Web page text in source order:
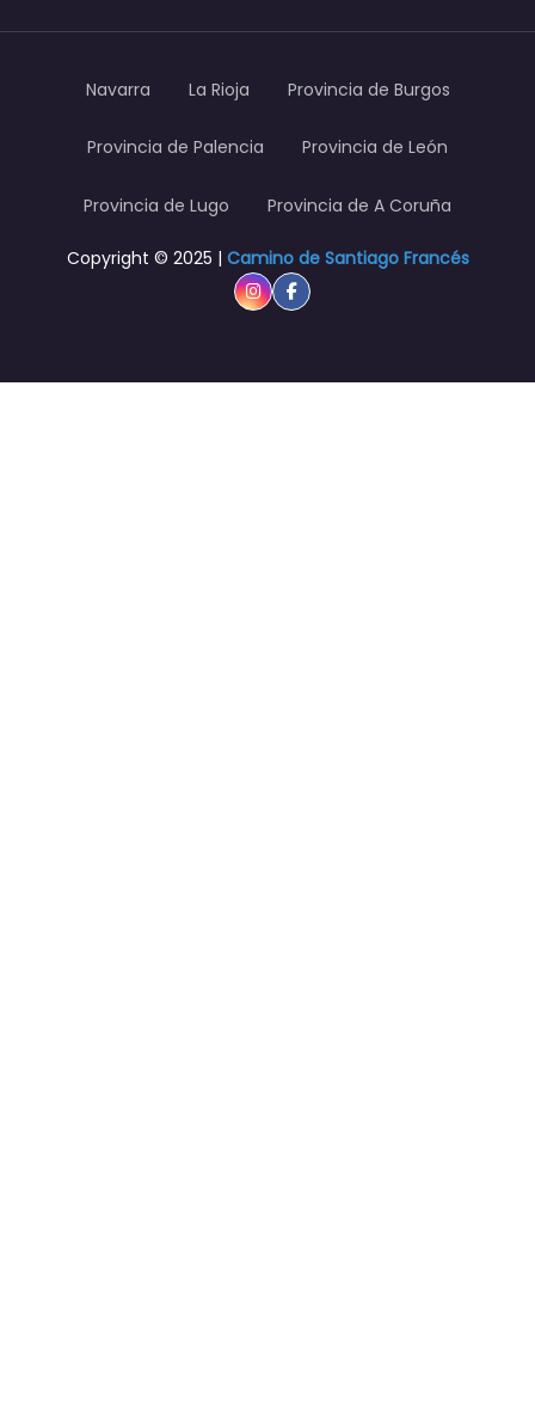
Navarra La Rioja Provincia de Burgos
Provincia de Palencia Provincia de León
Provincia de Lugo Provincia de A Coruña
Copyright © 2025 | Camino de Santiago Francés